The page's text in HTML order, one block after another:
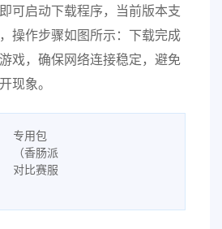
可启动下载程序，当前版本支
操作步骤如图所示：下载完成
戏，确保网络连接稳定，避免
现象。